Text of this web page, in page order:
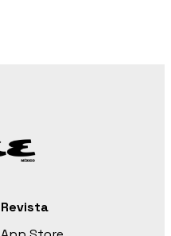
Revista